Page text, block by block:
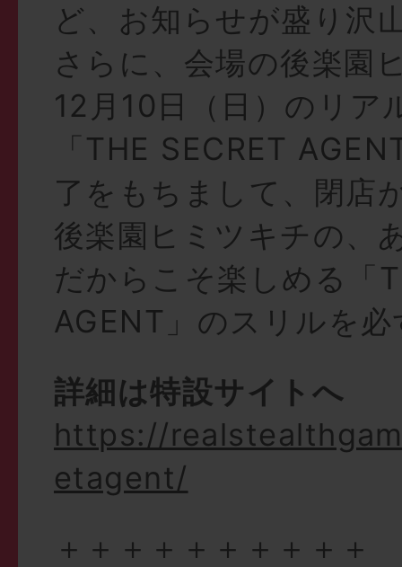
ど、お知らせが盛り沢
さらに、会場の後楽園
12月10日（日）のリア
「THE SECRET
了をもちまして、閉店
後楽園ヒミツキチの、
だからこそ楽しめる「
AGENT」のスリルを
詳細は特設サイトへ
https://
etagent/
＋＋＋＋＋＋＋＋＋＋